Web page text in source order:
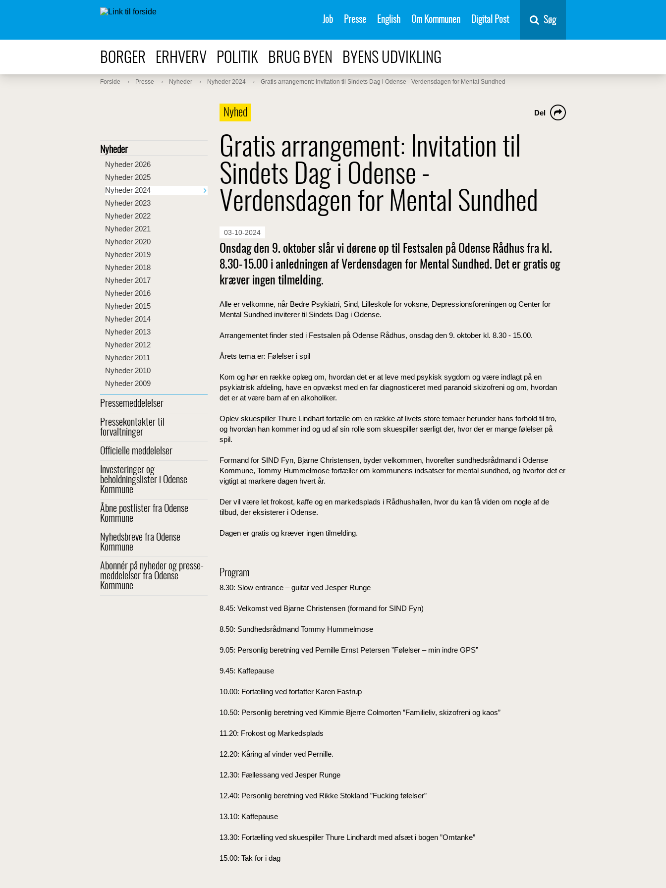
Job Presse English Om Kommunen Digital Post Søg
BORGER ERHVERV POLITIK BRUG BYEN BYENS UDVIKLING
Forside Presse Nyheder Nyheder 2024 Gratis arrangement: Invitation til Sindets Dag i Odense - Verdensdagen for Mental Sundhed
Nyheder
Nyheder 2026
Nyheder 2025
Nyheder 2024
Nyheder 2023
Nyheder 2022
Nyheder 2021
Nyheder 2020
Nyheder 2019
Nyheder 2018
Nyheder 2017
Nyheder 2016
Nyheder 2015
Nyheder 2014
Nyheder 2013
Nyheder 2012
Nyheder 2011
Nyheder 2010
Nyheder 2009
Pressemeddelelser
Pressekontakter til
forvaltninger
Officielle meddelelser
Investeringer og
beholdningslister i Odense
Kommune
Åbne postlister fra Odense
Kommune
Nyhedsbreve fra Odense
Kommune
Abonnér på nyheder og presse-
meddelelser fra Odense
Kommune
Nyhed
Gratis arrangement: Invitation til
Sindets Dag i Odense -
Verdensdagen for Mental Sundhed
Del
03-10-2024
Onsdag den 9. oktober slår vi dørene op til Festsalen på Odense Rådhus fra kl.
8.30-15.00 i anledningen af Verdensdagen for Mental Sundhed. Det er gratis og
kræver ingen tilmelding.
Alle er velkomne, når Bedre Psykiatri, Sind, Lilleskole for voksne, Depressionsforeningen og Center for
Mental Sundhed inviterer til Sindets Dag i Odense.
Arrangementet finder sted i Festsalen på Odense Rådhus, onsdag den 9. oktober kl. 8.30 - 15.00.
Årets tema er: Følelser i spil
Kom og hør en række oplæg om, hvordan det er at leve med psykisk sygdom og være indlagt på en
psykiatrisk afdeling, have en opvækst med en far diagnosticeret med paranoid skizofreni og om, hvordan
det er at være barn af en alkoholiker.
Oplev skuespiller Thure Lindhart fortælle om en række af livets store temaer herunder hans forhold til tro,
og hvordan han kommer ind og ud af sin rolle som skuespiller særligt der, hvor der er mange følelser på
spil.
Formand for SIND Fyn, Bjarne Christensen, byder velkommen, hvorefter sundhedsrådmand i Odense
Kommune, Tommy Hummelmose fortæller om kommunens indsatser for mental sundhed, og hvorfor det er
vigtigt at markere dagen hvert år.
Der vil være let frokost, kaffe og en markedsplads i Rådhushallen, hvor du kan få viden om nogle af de
tilbud, der eksisterer i Odense.
Dagen er gratis og kræver ingen tilmelding.
Program
8.30: Slow entrance – guitar ved Jesper Runge
8.45: Velkomst ved Bjarne Christensen (formand for SIND Fyn)
8.50: Sundhedsrådmand Tommy Hummelmose
9.05: Personlig beretning ved Pernille Ernst Petersen ”Følelser – min indre GPS”
9.45: Kaffepause
10.00: Fortælling ved forfatter Karen Fastrup
10.50: Personlig beretning ved Kimmie Bjerre Colmorten ”Familieliv, skizofreni og kaos”
11.20: Frokost og Markedsplads
12.20: Kåring af vinder ved Pernille.
12.30: Fællessang ved Jesper Runge
12.40: Personlig beretning ved Rikke Stokland ”Fucking følelser”
13.10: Kaffepause
13.30: Fortælling ved skuespiller Thure Lindhardt med afsæt i bogen ”Omtanke”
15.00: Tak for i dag